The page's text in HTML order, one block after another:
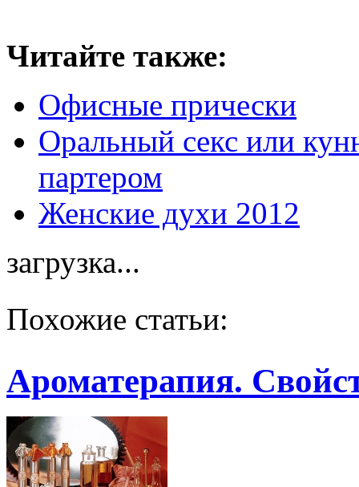
Читайте также:
Офисные прически
Оральный секс или
партером
Женские духи 2012
загрузка...
Похожие статьи:
Ароматерапия.